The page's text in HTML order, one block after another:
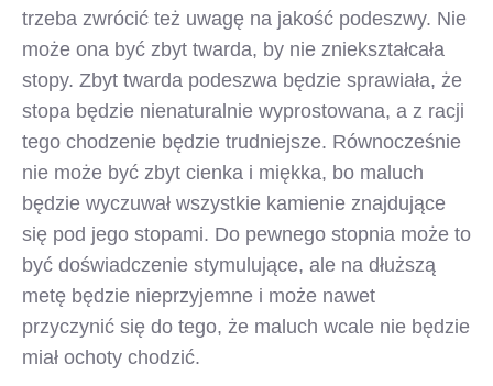
trzeba zwrócić też uwagę na jakość podeszwy. Nie
może ona być zbyt twarda, by nie zniekształcała
stopy. Zbyt twarda podeszwa będzie sprawiała, że
stopa będzie nienaturalnie wyprostowana, a z racji
tego chodzenie będzie trudniejsze. Równocześnie
nie może być zbyt cienka i miękka, bo maluch
będzie wyczuwał wszystkie kamienie znajdujące
się pod jego stopami. Do pewnego stopnia może to
być doświadczenie stymulujące, ale na dłuższą
metę będzie nieprzyjemne i może nawet
przyczynić się do tego, że maluch wcale nie będzie
miał ochoty chodzić.